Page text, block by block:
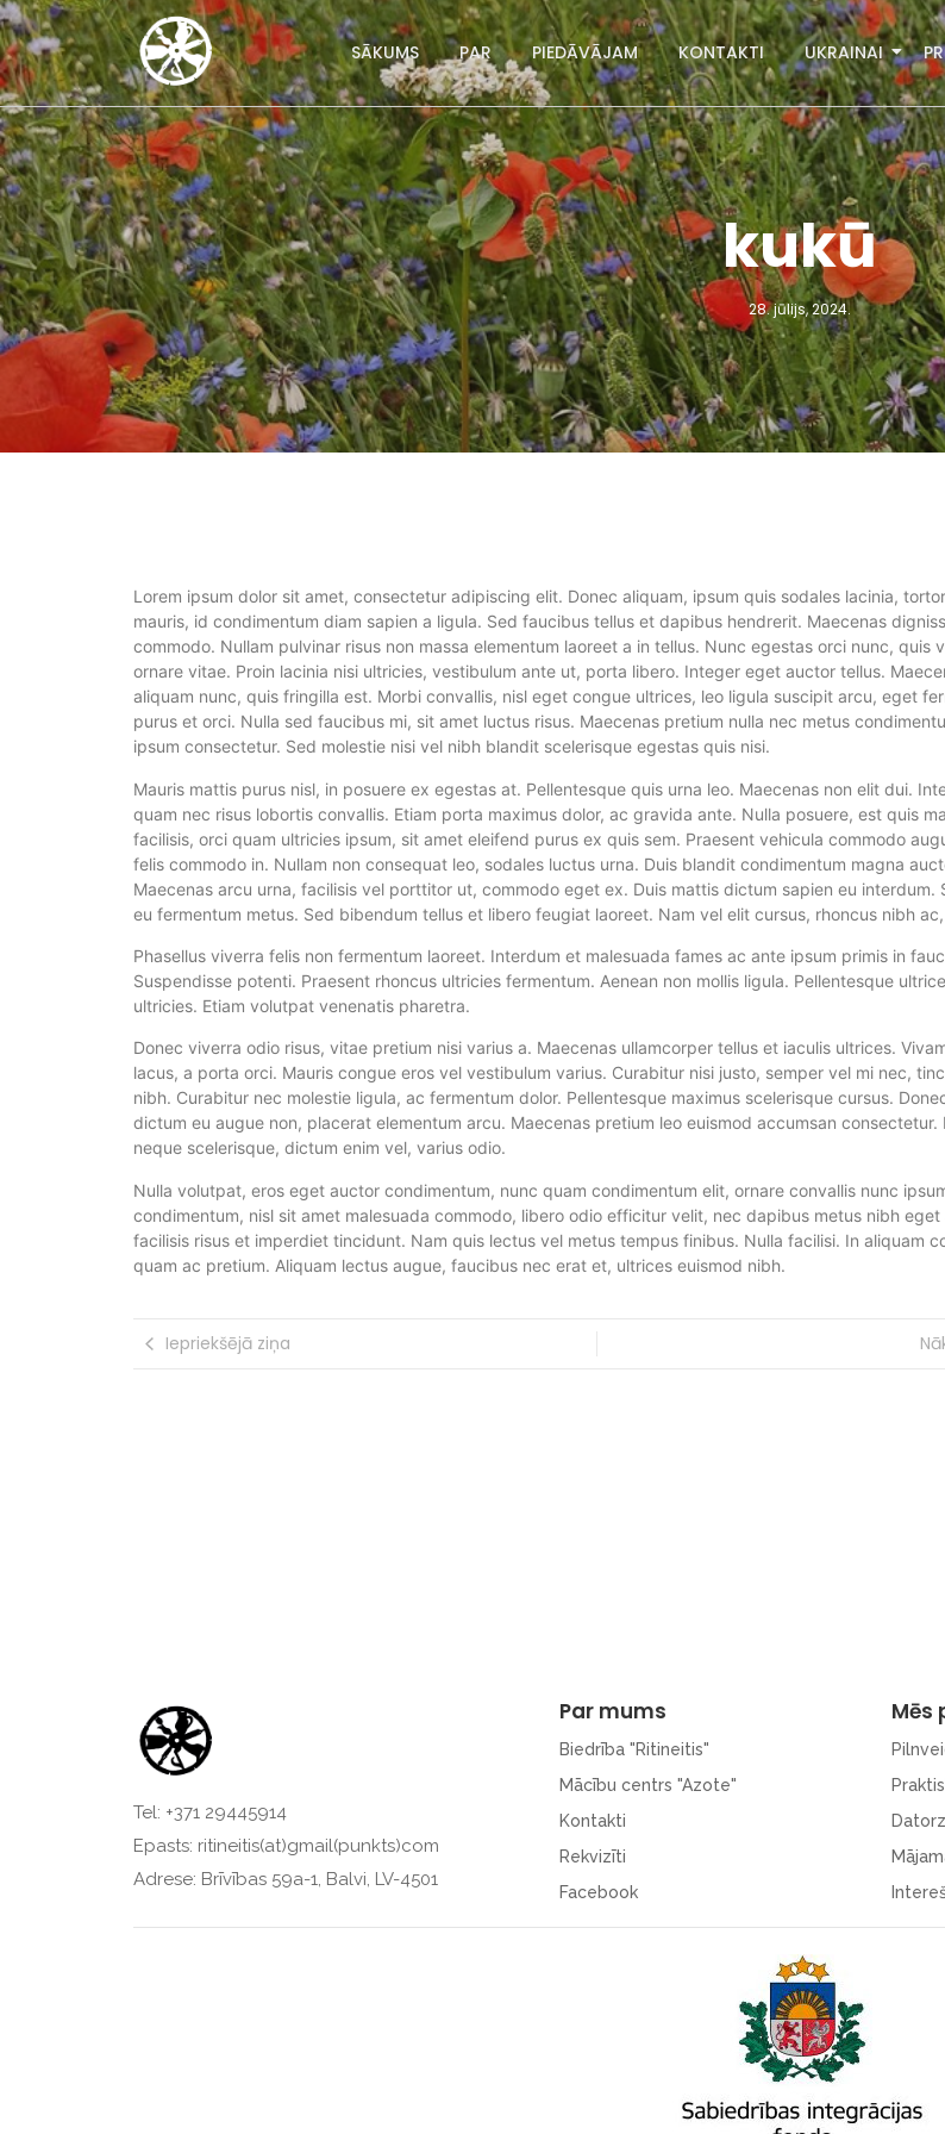
SĀKUMS PAR PIEDĀVĀJAM KONTAKTI UKRAINAI
kukū
28. jūlijs, 2024.
Lorem ipsum dolor sit amet, consectetur adipiscing elit. Donec aliquam, ipsum quis sodales lacinia,
mauris, id condimentum diam sapien a ligula. Sed faucibus tellus et dapibus hendrerit. Maecenas
commodo. Nullam pulvinar risus non massa elementum laoreet a in tellus. Nunc egestas orci nunc, quis
ornare vitae. Proin lacinia nisi ultricies, vestibulum ante ut, porta libero. Integer eget auctor tellus.
aliquam nunc, quis fringilla est. Morbi convallis, nisl eget congue ultrices, leo ligula suscipit arcu, eget
purus et orci. Nulla sed faucibus mi, sit amet luctus risus. Maecenas pretium nulla nec metus
ipsum consectetur. Sed molestie nisi vel nibh blandit scelerisque egestas quis nisi.
Mauris mattis purus nisl, in posuere ex egestas at. Pellentesque quis urna leo. Maecenas non elit dui.
quam nec risus lobortis convallis. Etiam porta maximus dolor, ac gravida ante. Nulla posuere, est quis
facilisis, orci quam ultricies ipsum, sit amet eleifend purus ex quis sem. Praesent vehicula commodo
felis commodo in. Nullam non consequat leo, sodales luctus urna. Duis blandit condimentum magna
Maecenas arcu urna, facilisis vel porttitor ut, commodo eget ex. Duis mattis dictum sapien eu interdum.
eu fermentum metus. Sed bibendum tellus et libero feugiat laoreet. Nam vel elit cursus, rhoncus nibh
Phasellus viverra felis non fermentum laoreet. Interdum et malesuada fames ac ante ipsum primis in
Suspendisse potenti. Praesent rhoncus ultricies fermentum. Aenean non mollis ligula. Pellentesque
ultricies. Etiam volutpat venenatis pharetra.
Donec viverra odio risus, vitae pretium nisi varius a. Maecenas ullamcorper tellus et iaculis ultrices.
lacus, a porta orci. Mauris congue eros vel vestibulum varius. Curabitur nisi justo, semper vel mi nec,
nibh. Curabitur nec molestie ligula, ac fermentum dolor. Pellentesque maximus scelerisque cursus.
dictum eu augue non, placerat elementum arcu. Maecenas pretium leo euismod accumsan consectetur.
neque scelerisque, dictum enim vel, varius odio.
Nulla volutpat, eros eget auctor condimentum, nunc quam condimentum elit, ornare convallis nunc
condimentum, nisl sit amet malesuada commodo, libero odio efficitur velit, nec dapibus metus nibh eget
facilisis risus et imperdiet tincidunt. Nam quis lectus vel metus tempus finibus. Nulla facilisi. In aliquam
quam ac pretium. Aliquam lectus augue, faucibus nec erat et, ultrices euismod nibh.
Iepriekšējā ziņa
Tel: +371 29445914
Epasts: ritineitis(at)gmail(punkts)com
Adrese: Brīvības 59a-1, Balvi, LV-4501
Par mums
Biedrība "Ritineitis"
Mācību centrs "Azote"
Kontakti
Rekvizīti
Facebook
Mēs